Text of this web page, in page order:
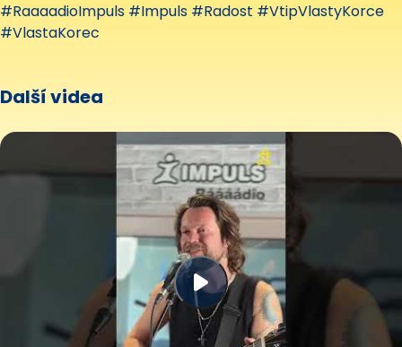
#RaaaadioImpuls #Impuls #Radost #VtipVlastyKorce
#VlastaKorec
Další videa